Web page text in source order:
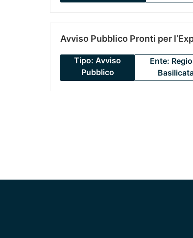
Avviso Pubblico Pronti per
Tipo: Avviso
Pubblico
Ente: